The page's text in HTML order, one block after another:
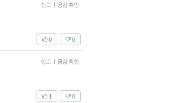
신고 | 공감 확인
0
0
신고 | 공감 확인
0
1